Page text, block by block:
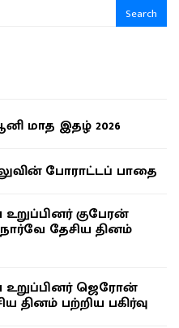
Search
மாத இதழ் 2026
போராட்டப் பாதை
குபேரன்
தேசிய தினம்
ஜெரோன்
பற்றிய பகிர்வு